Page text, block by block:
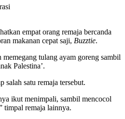
empat orang remaja bercanda
makanan cepat saji, Buzztie.
memegang tulang ayam goreng sambil
Palestina’.
salah satu remaja tersebut.
ikut menimpali, sambil mencocol
timpal remaja lainnya.